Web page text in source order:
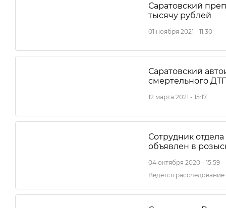
Саратовский
тысячу рублей
01 ноября 2021 - 11:30
Саратовский
смертельного
12 марта 2021 - 15:17
Сотрудник
объявлен в
04 октября 2020 - 15:59
Ведется расследование